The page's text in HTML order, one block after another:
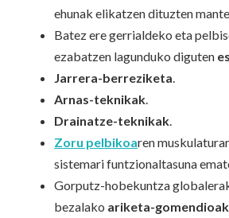
ehunak elikatzen dituzten
Batez ere gerrialdeko eta
ezabatzen lagunduko diguten
Jarrera-berreziketa.
Arnas-teknikak.
Drainatze-teknikak.
Zoru pelbikoaren
sistemari funtzionaltasuna
Gorputz-hobekuntza
bezalako ariketa-gomendioak